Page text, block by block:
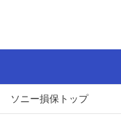
ソニー損保トップ